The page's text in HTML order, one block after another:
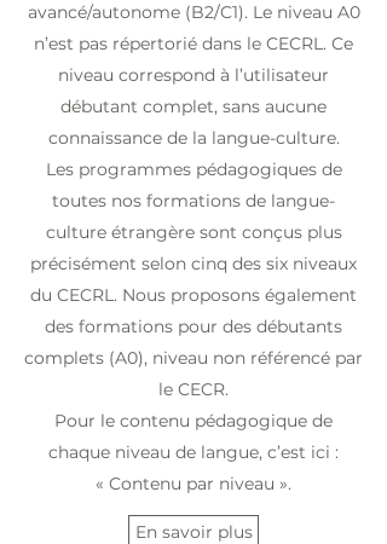
avancé/autonome (B2/C1). Le niveau A0
n’est pas répertorié dans le CECRL. Ce
niveau correspond à l’utilisateur
débutant complet, sans aucune
connaissance de la langue-culture.
Les programmes pédagogiques de
toutes nos formations de langue-
culture étrangère sont conçus plus
précisément selon cinq des six niveaux
du CECRL. Nous proposons également
des formations pour des débutants
complets (A0), niveau non référencé par
le CECR.
Pour le contenu pédagogique de
chaque niveau de langue, c’est ici :
« Contenu par niveau ».
En savoir plus